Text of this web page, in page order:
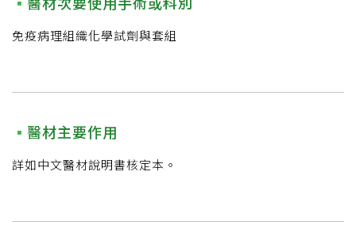
免疫病理組織化學試劑與套組
醫材主要作用
詳如中文醫材說明書核定本。